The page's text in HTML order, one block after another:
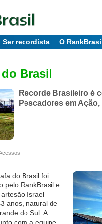
Ser recordista O RankBrasil
do Brasil
Recorde Brasileiro é
Pescadores em
do Brasil foi
pelo RankBrasil e
Israel
anos, natural de
do Sul. A
com a equipe